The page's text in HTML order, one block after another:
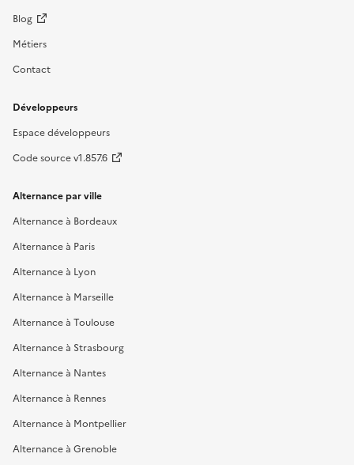
Blog
Métiers
Contact
Développeurs
Espace développeurs
Code source v1.857.6
Alternance par ville
Alternance à Bordeaux
Alternance à Paris
Alternance à Lyon
Alternance à Marseille
Alternance à Toulouse
Alternance à Strasbourg
Alternance à Nantes
Alternance à Rennes
Alternance à Montpellier
Alternance à Grenoble